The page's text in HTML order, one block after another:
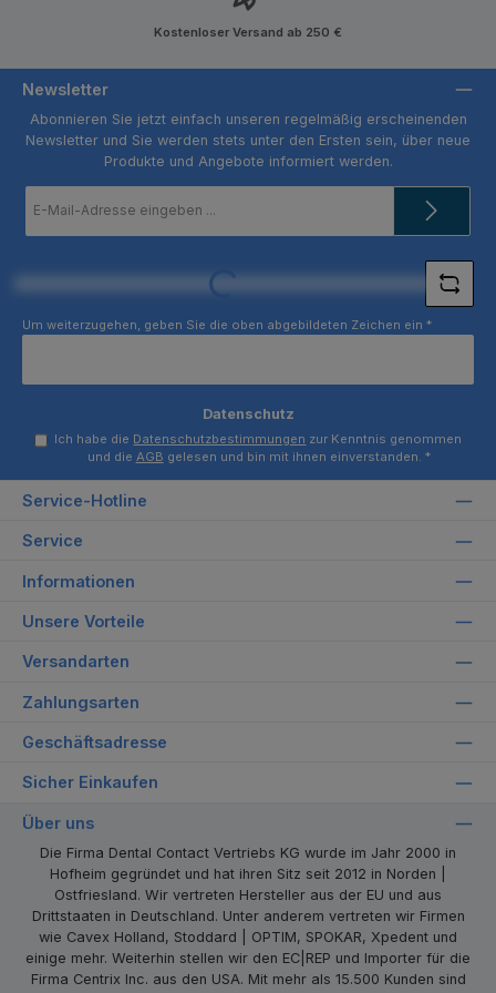
Kostenloser Versand ab 250 €
Newsletter
Abonnieren Sie jetzt einfach unseren regelmäßig erscheinenden
Newsletter und Sie werden stets unter den Ersten sein, über neue
Produkte und Angebote informiert werden.
Mail-
Loading...
Um weiterzugehen, geben Sie die oben abgebildeten Zeichen ein *
Datenschutz
Ich habe die Datenschutzbestimmungen zur Kenntnis genommen
und die AGB gelesen und bin mit ihnen einverstanden. *
Service-Hotline
Service
Informationen
Unsere Vorteile
Versandarten
Zahlungsarten
Geschäftsadresse
Sicher Einkaufen
Über uns
Die Firma Dental Contact Vertriebs KG wurde im Jahr 2000 in
Hofheim gegründet und hat ihren Sitz seit 2012 in Norden |
Ostfriesland. Wir vertreten Hersteller aus der EU und aus
Drittstaaten in Deutschland. Unter anderem vertreten wir Firmen
wie Cavex Holland, Stoddard | OPTIM, SPOKAR, Xpedent und
einige mehr. Weiterhin stellen wir den EC|REP und Importer für die
Firma Centrix Inc. aus den USA. Mit mehr als 15.500 Kunden sind